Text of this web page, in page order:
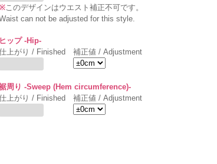
このデザインはウエスト補正不可です。
can not be adjusted for this style.
ヒップ -Hip-
上がり / Finished
補正値 / Adjustment
周り -Sweep (Hem circumference)-
上がり / Finished
補正値 / Adjustment